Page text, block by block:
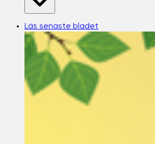
Läs senaste bladet